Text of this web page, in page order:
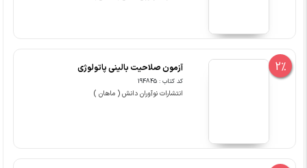
2% آزمون صلاحیت بالینی پاتولوژی
کد کتاب : 194845
انتشارات نوآوران دانش ( ماهان )